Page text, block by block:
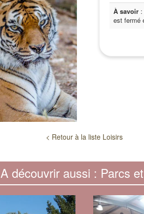
À savoir
est fermé
< Retour à la liste Loisirs
A découvrir aussi : Parcs